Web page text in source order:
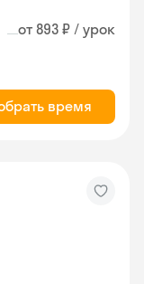
от 893 ₽ / урок
время